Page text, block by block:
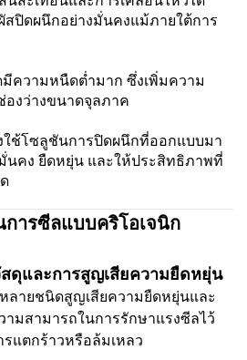
ปิดผนึกอย่างมั่นคงแม้ภายใต้การ
ความหนืดต่ำมาก ซึ่งเพิ่มความ
องว่างขนาดจุลภาค
ใช้โซลูชันการปิดผนึกที่ออกแบบมา
นคง ยืดหยุ่น และให้ประสิทธิภาพที่
ารซีลแบบคริโอเจนิก
สดุและการสูญเสียความยืดหยุ่น
ายชนิดสูญเสียความยืดหยุ่นและ
ามสามารถในการรักษาแรงซีลไว้
รแตกร้าวหรือล้มเหลว